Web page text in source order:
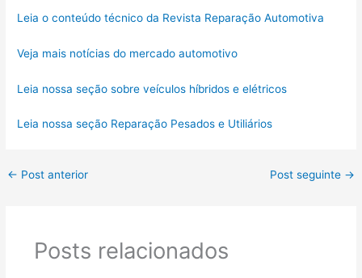
Leia o conteúdo técnico da Revista Reparação Automotiva
Veja mais notícias do mercado automotivo
Leia nossa seção sobre veículos híbridos e elétricos
Leia nossa seção Reparação Pesados e Utiliários
← Post anterior Post seguinte →
Posts relacionados